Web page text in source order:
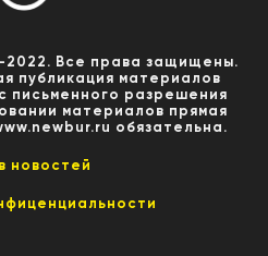
Все права защищены.
публикация материалов
письменного разрешения
материалов прямая
обязательна.
новостей